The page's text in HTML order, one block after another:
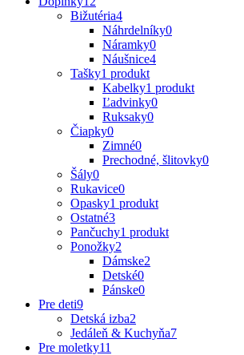
Bižutéria4
Náhrdelníky0
Náramky0
Náušnice4
Tašky1 produkt
Kabelky1 produkt
Ľadvinky0
Ruksaky0
Čiapky0
Zimné0
Prechodné, šlitovky0
Šály0
Rukavice0
Opasky1 produkt
Ostatné3
Pančuchy1 produkt
Ponožky2
Dámske2
Detské0
Pánske0
Pre deti9
Detská izba2
Jedáleň & Kuchyňa7
Pre moletky11